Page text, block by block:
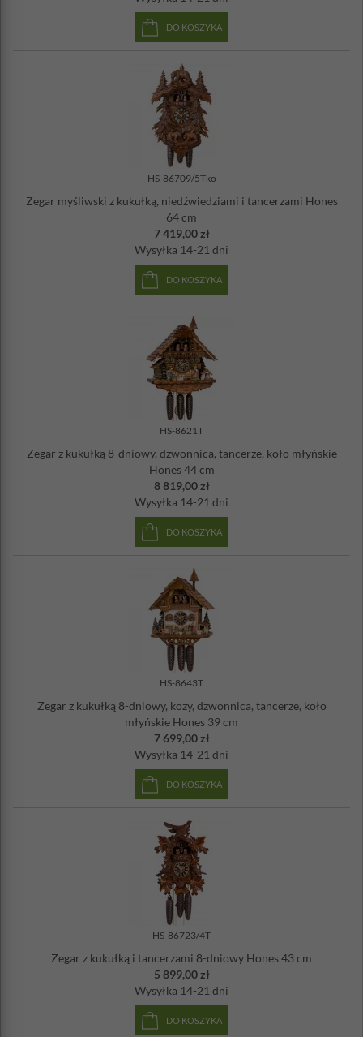
DO KOSZYKA
HS-86709/5Tko
Zegar myśliwski z kukułką, niedźwiedziami i tancerzami Hones
64 cm
7 419,00 zł
Wysyłka 14-21 dni
DO KOSZYKA
HS-8621T
Zegar z kukułką 8-dniowy, dzwonnica, tancerze, koło młyńskie
Hones 44 cm
8 819,00 zł
Wysyłka 14-21 dni
DO KOSZYKA
HS-8643T
Zegar z kukułką 8-dniowy, kozy, dzwonnica, tancerze, koło
młyńskie Hones 39 cm
7 699,00 zł
Wysyłka 14-21 dni
DO KOSZYKA
HS-86723/4T
Zegar z kukułką i tancerzami 8-dniowy Hones 43 cm
5 899,00 zł
Wysyłka 14-21 dni
DO KOSZYKA